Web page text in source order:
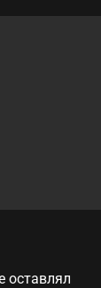
оставлял